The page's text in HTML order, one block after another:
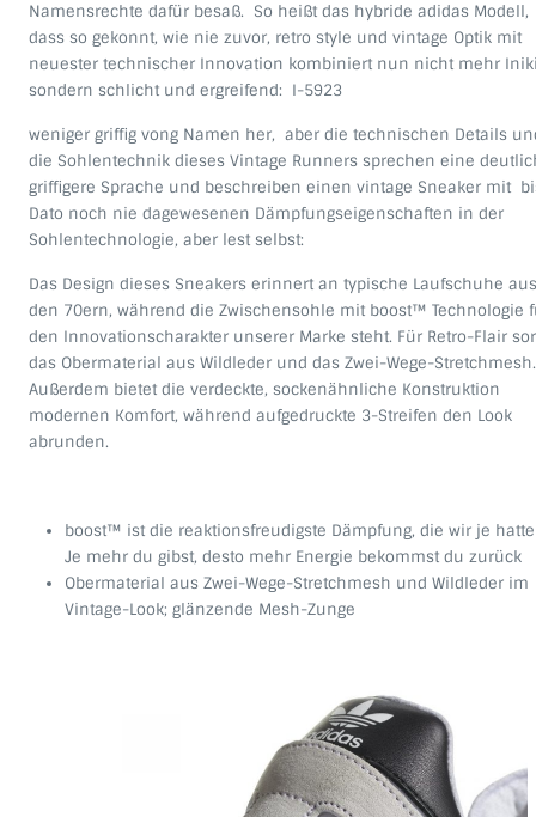
Namensrechte dafür besaß. So heißt das hybride adidas Modell,
dass so gekonnt, wie nie zuvor, retro style und vintage Optik mit
neuester technischer Innovation kombiniert nun nicht mehr
sondern schlicht und ergreifend: I-5923
weniger griffig vong Namen her, aber die technischen Details
die Sohlentechnik dieses Vintage Runners sprechen eine
griffigere Sprache und beschreiben einen vintage Sneaker mit
Dato noch nie dagewesenen Dämpfungseigenschaften in der
Sohlentechnologie, aber lest selbst:
Das Design dieses Sneakers erinnert an typische Laufschuhe aus
den 70ern, während die Zwischensohle mit boost™ Technologie
den Innovationscharakter unserer Marke steht. Für Retro-Flair
das Obermaterial aus Wildleder und das Zwei-Wege-Stretchmesh.
Außerdem bietet die verdeckte, sockenähnliche Konstruktion
modernen Komfort, während aufgedruckte 3-Streifen den Look
abrunden.
boost™ ist die reaktionsfreudigste Dämpfung, die wir je
Je mehr du gibst, desto mehr Energie bekommst du zurück
Obermaterial aus Zwei-Wege-Stretchmesh und Wildleder im
Vintage-Look; glänzende Mesh-Zunge